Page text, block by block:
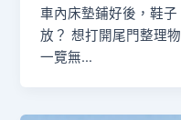
車內床墊鋪好後，鞋
放？ 想打開尾門整理
一覽無…